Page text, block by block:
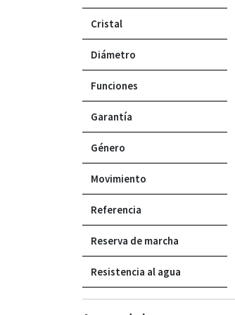
Cristal
Diámetro
Funciones
Garantía
Género
Movimiento
Referencia
Reserva de marcha
Resistencia al agua